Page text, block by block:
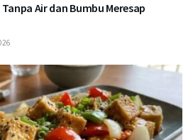
Air dan Bumbu Meresap